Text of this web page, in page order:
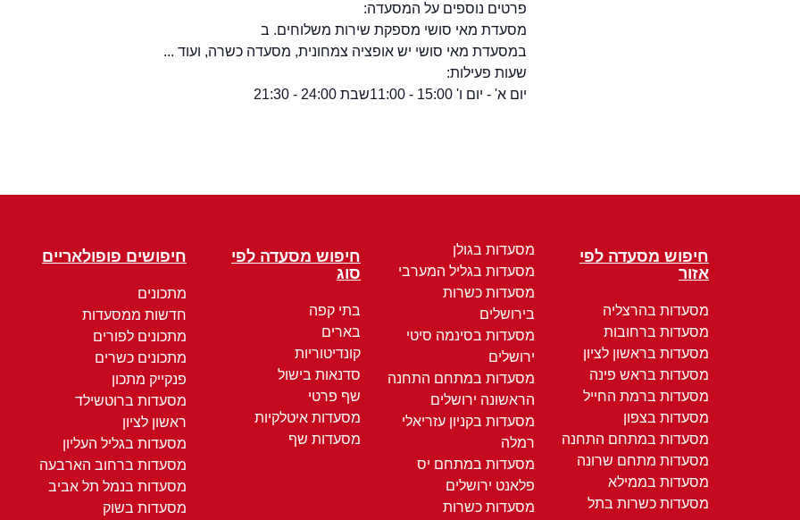
פרטים נוספים על המסעדה:
מסעדת מאי סושי מספקת שירות משלוחים. ב
במסעדת מאי סושי יש אופציה צמחונית, מסעדה כשרה, ועוד ...
שעות פעילות:
יום א' - יום ו' 15:00 - 11:00
שבת 24:00 - 21:30
חיפוש מסעדה לפי
אזור
מסעדות בהרצליה
מסעדות ברחובות
מסעדות בראשון לציון
מסעדות בראש פינה
מסעדות ברמת החייל
מסעדות בצפון
מסעדות במתחם התחנה
מסעדות מתחם שרונה
מסעדות בממילא
מסעדות כשרות בתל
מסעדות בגולן
מסעדות בגליל המערבי
מסעדות כשרות
בירושלים
מסעדות בסינמה סיטי
ירושלים
מסעדות במתחם התחנה
הראשונה ירושלים
מסעדות בקניון עזריאלי
רמלה
מסעדות במתחם יס
פלאנט ירושלים
מסעדות כשרות
חיפוש מסעדה לפי
סוג
בתי קפה
בארים
קונדיטוריות
סדנאות בישול
שף פרטי
מסעדות איטלקיות
מסעדות שף
חיפושים פופולאריים
מתכונים
חדשות ממסעדות
מתכונים לפורים
מתכונים כשרים
פנקייק מתכון
מסעדות ברוטשילד
ראשון לציון
מסעדות בגליל העליון
מסעדות ברחוב הארבעה
מסעדות בנמל תל אביב
מסעדות בשוק